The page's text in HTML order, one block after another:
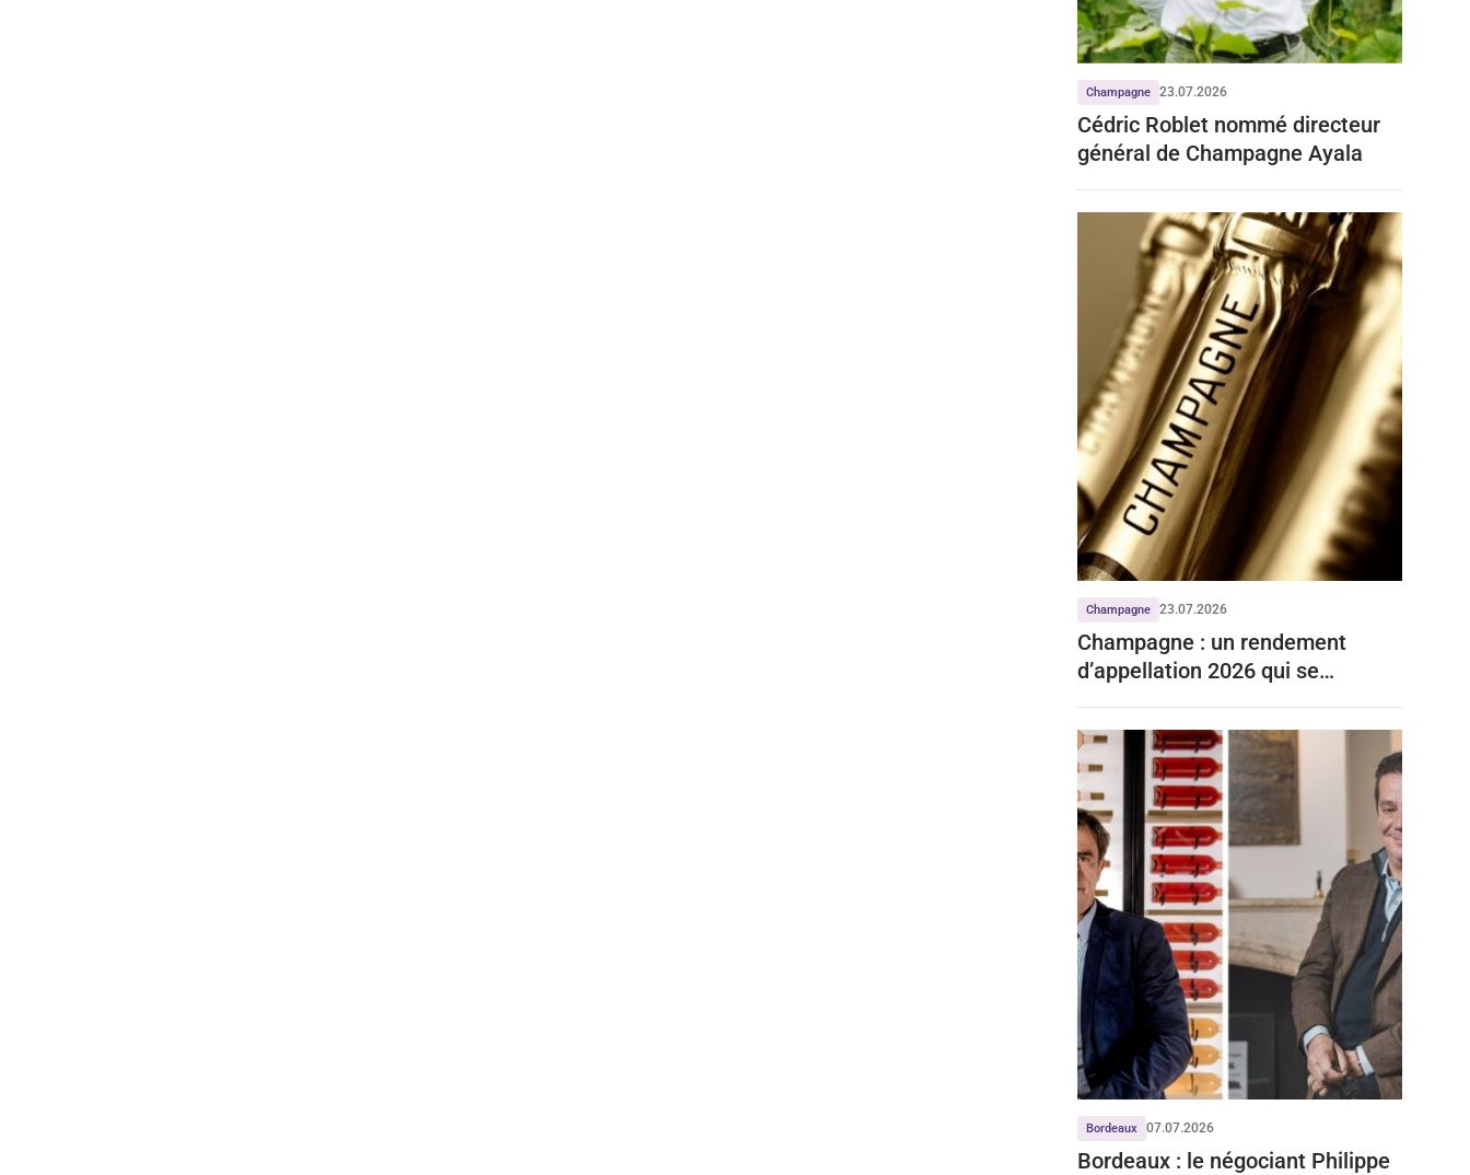
Champagne 23.07.2026
Cédric Roblet nommé directeur
général de Champagne Ayala
Champagne 23.07.2026
Champagne : un rendement
d’appellation 2026 qui se
Bordeaux 07.07.2026
Bordeaux : le négociant Philippe